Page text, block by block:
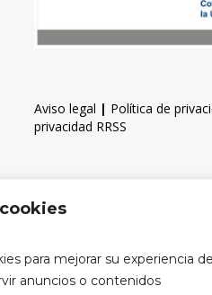
para mejorar su experiencia de
anuncios o contenidos
Aviso legal | Política de
privacidad RRSS